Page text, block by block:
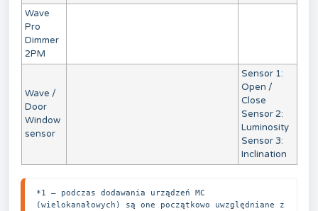
Wave
Pro
Dimmer
2PM
Wave /
Door
Window
sensor
Sensor 1:
Open /
Close
Sensor 2:
Luminosity
Sensor 3:
Inclination
*1 — podczas dodawania urządzeń MC
(wielokanałowych) są one początkowo uwzględniane z